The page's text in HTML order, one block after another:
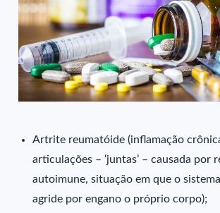
Artrite reumatóide (inflamação
articulações – ‘juntas’ – causada por
autoimune, situação em que o
agride por engano o próprio corpo);